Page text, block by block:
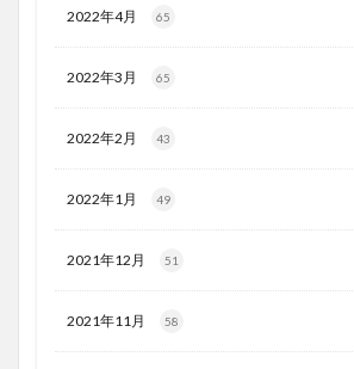
2022年4月 65
2022年3月 65
2022年2月 43
2022年1月 49
2021年12月 51
2021年11月 58